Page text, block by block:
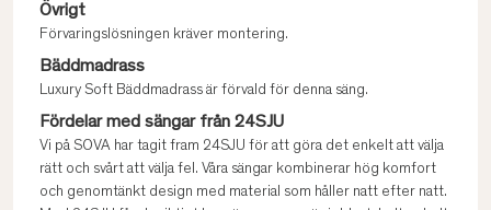
Övrigt
Förvaringslösningen kräver montering.
Bäddmadrass
Luxury Soft Bäddmadrass är förvald för denna säng.
Fördelar med sängar från 24SJU
Vi på SOVA har tagit fram 24SJU för att göra det enkelt att välja
rätt och svårt att välja fel. Våra sängar kombinerar hög komfort
och genomtänkt design med material som håller natt efter natt.